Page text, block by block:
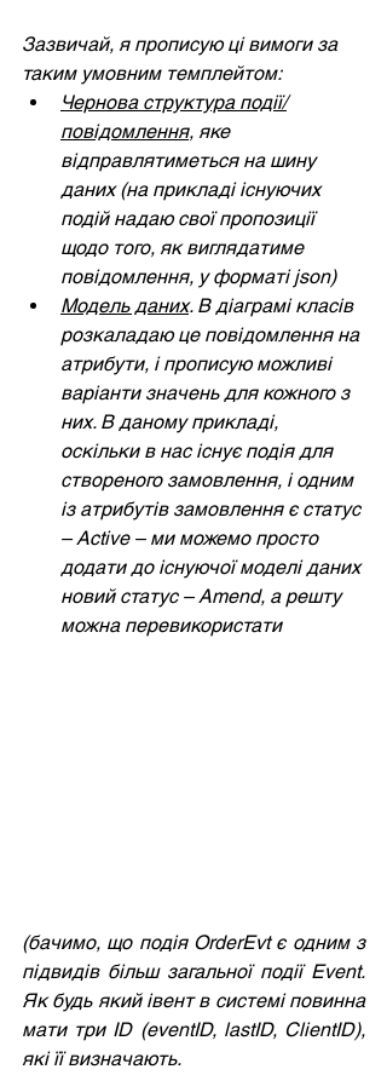
Зазвичай, я прописую ці вимоги за
таким умовним темплейтом:
Чернова структура події/
повідомлення, яке
відправлятиметься на шину
даних (на прикладі існуючих
подій надаю свої пропозиції
щодо того, як виглядатиме
повідомлення, у форматі json)
Модель даних. В діаграмі класів
розкаладаю це повідомлення на
атрибути, і прописую можливі
варіанти значень для кожного з
них. В даному прикладі,
оскільки в нас існує подія для
створеного замовлення, і одним
із атрибутів замовлення є статус
– Active – ми можемо просто
додати до існуючої моделі даних
новий статус – Amend, а решту
можна перевикористати
(бачимо, що подія OrderEvt є одним з
підвидів більш загальної події Event.
Як будь який івент в системі повинна
мати три ID (eventID, lastID, ClientID),
які її визначають.